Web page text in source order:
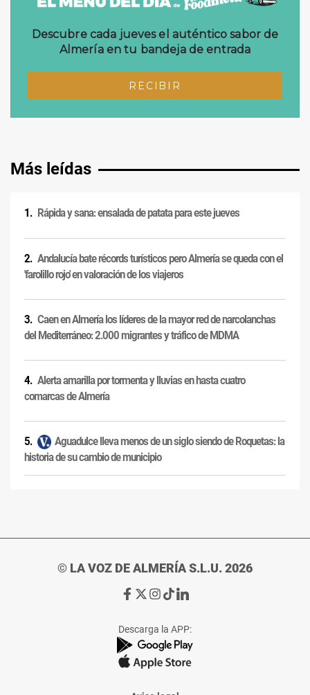
Más leídas
Rápida y sana: ensalada de patata para este jueves
Andalucía bate récords turísticos pero Almería se queda con el
'farolillo rojo' en valoración de los viajeros
Caen en Almería los líderes de la mayor red de narcolanchas
del Mediterráneo: 2.000 migrantes y tráfico de MDMA
Alerta amarilla por tormenta y lluvias en hasta cuatro
comarcas de Almería
Aguadulce lleva menos de un siglo siendo de Roquetas: la
historia de su cambio de municipio
© LA VOZ DE ALMERÍA S.L.U. 2026
Ir
de
La
Voz
Almería
Ir
de
La
Voz
Almería
Ir
de
La
Voz
Almería
Ir
de
La
Voz
Almería
Ir
de
La
Voz
Descarga la APP: